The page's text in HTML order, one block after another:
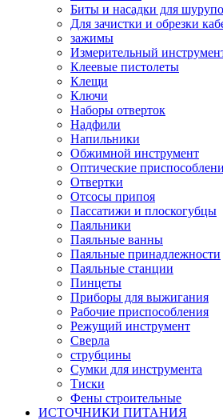
Биты и насадки для
Для зачистки и обрезки
зажимы
Измерительный
Клеевые пистолеты
Клещи
Ключи
Наборы отверток
Надфили
Напильники
Обжимной инструмент
Оптические
Отвертки
Отсосы припоя
Пассатижи и плоскогубцы
Паяльники
Паяльные ванны
Паяльные принадлежности
Паяльные станции
Пинцеты
Приборы для выжигания
Рабочие приспособления
Режущий инструмент
Сверла
струбцины
Сумки для инструмента
Тиски
Фены строительные
ИСТОЧНИКИ ПИТАНИЯ